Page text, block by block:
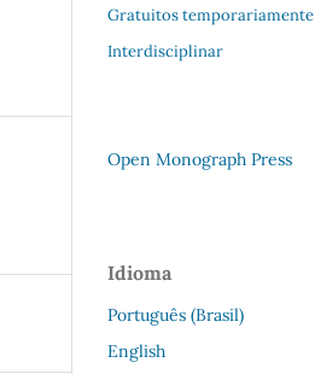
Gratuitos temporariamente
Interdisciplinar
Open Monograph Press
Idioma
Português (Brasil)
English